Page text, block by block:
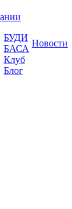
БУДИ
БАСА
Клуб
Блог
Новости